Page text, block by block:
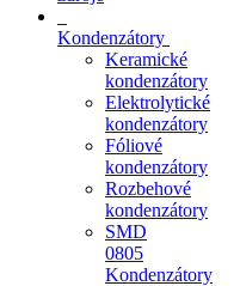
Kondenzátory
Keramické
kondenzátory
Elektrolytické
kondenzátory
Fóliové
kondenzátory
Rozbehové
kondenzátory
SMD
0805
Kondenzátory